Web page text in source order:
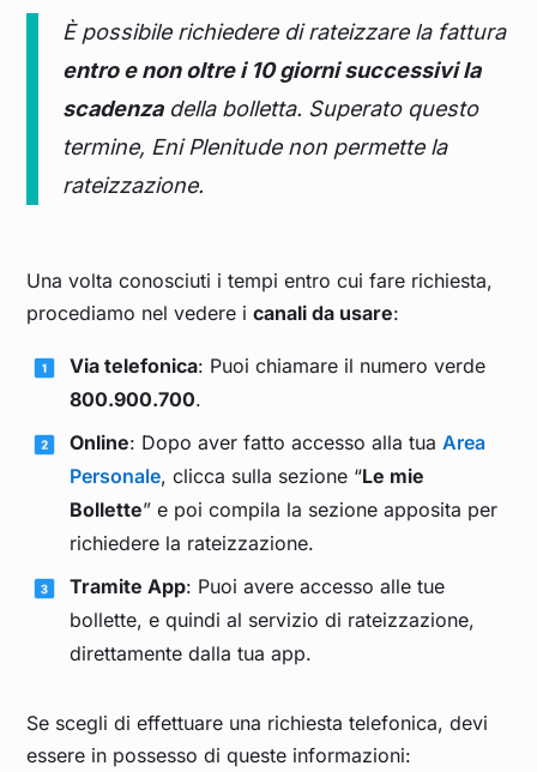
È possibile richiedere di rateizzare la fattura
entro e non oltre i 10 giorni successivi la
scadenzadella bolletta. Superato questo
termine, Eni Plenitude non permette la
rateizzazione.
Una volta conosciuti i tempi entro cui fare richiesta,
procediamo nel vedere icanali da usare:
Via telefonica: Puoi chiamare il numero verde
800.900.700.
Online: Dopo aver fatto accesso alla tua Area
Personale, clicca sulla sezione “Le mie
Bollette” e poi compila la sezione apposita per
richiedere la rateizzazione.
Tramite App: Puoi avere accesso alle tue
bollette, e quindi al servizio di rateizzazione,
direttamente dalla tua app.
Se scegli di effettuare una richiesta telefonica, devi
essere in possesso di queste informazioni: